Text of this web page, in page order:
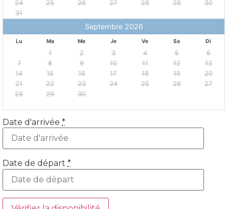
24
25 26 27 28 29
30
31
Septembre 2026
Lu Ma Me Je Ve Sa Di
1 2 3 4 5
6
7
8 9 10 11 12
13
14
15 16 17 18 19
20
21
22 23 24 25 26
27
28
29 30
Date d'arrivée *
Date de départ *